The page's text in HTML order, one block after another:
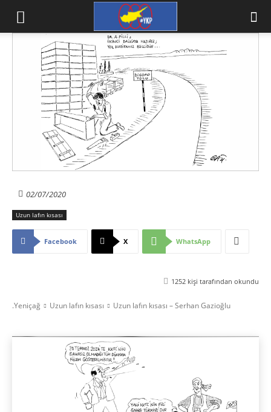
02/07/2020
Uzun lafın kısası
Facebook X WhatsApp
1252 kişi tarafından okundu
.Yeniçağ Uzun lafın kısası Uzun lafın kısası – Serhan Gazioğlu